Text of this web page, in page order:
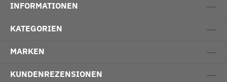
INFORMATIONEN
KATEGORIEN
MARKEN
KUNDENREZENSIONEN